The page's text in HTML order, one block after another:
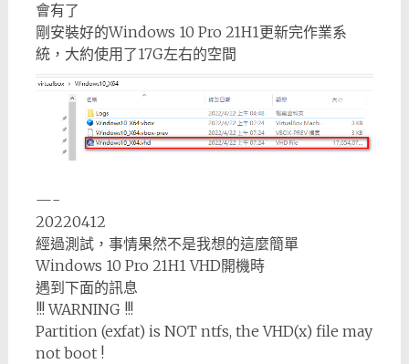
會有了
剛安裝好的Windows 10 Pro 21H1更新完作業系
統，大約使用了17G左右的空間
—-
20220412
經過測試，事情果然不是我想的這麼簡單
Windows 10 Pro 21H1 VHD開機時
遇到下面的訊息
!!! WARNING !!!
Partition (exfat) is NOT ntfs, the VHD(x) file may
not boot !